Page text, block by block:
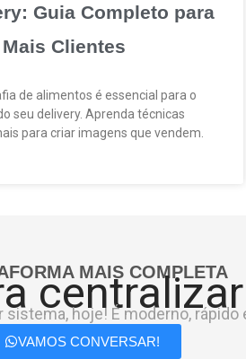
Guia Completo para
Clientes
de alimentos é essencial para o
seu delivery. Aprenda técnicas
para criar imagens que vendem.
MAIS COMPLETA
sistema, hoje! É moderno, rápido
VAMOS CONVERSAR!